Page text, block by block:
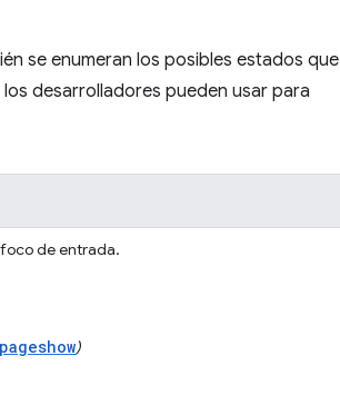
se enumeran los posibles estados que
desarrolladores pueden usar para
de entrada.
pageshow)